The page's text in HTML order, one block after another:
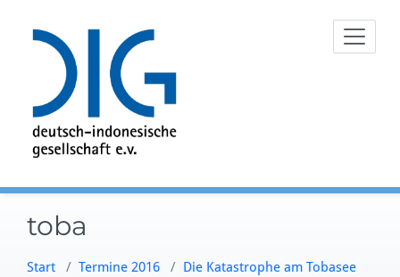
Inhalt
toba
Start / Termine 2016 / Die Katastrophe am Tobasee